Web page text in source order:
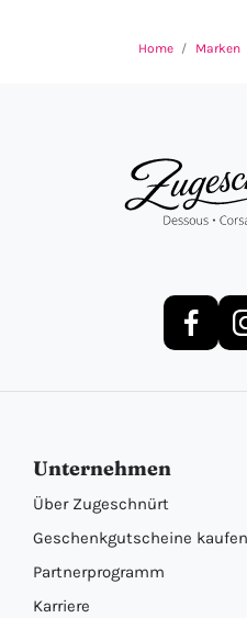
Home Marken
Unternehmen
Über Zugeschnürt
Geschenkgutscheine kaufen
Partnerprogramm
Karriere